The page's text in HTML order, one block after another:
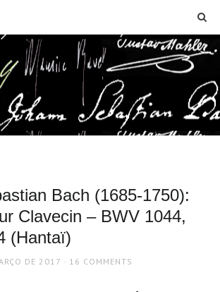
Bach (1685-1750):
Clavecin – BWV 1044,
(Hantaï)
DE 2017 16 COMMENTS